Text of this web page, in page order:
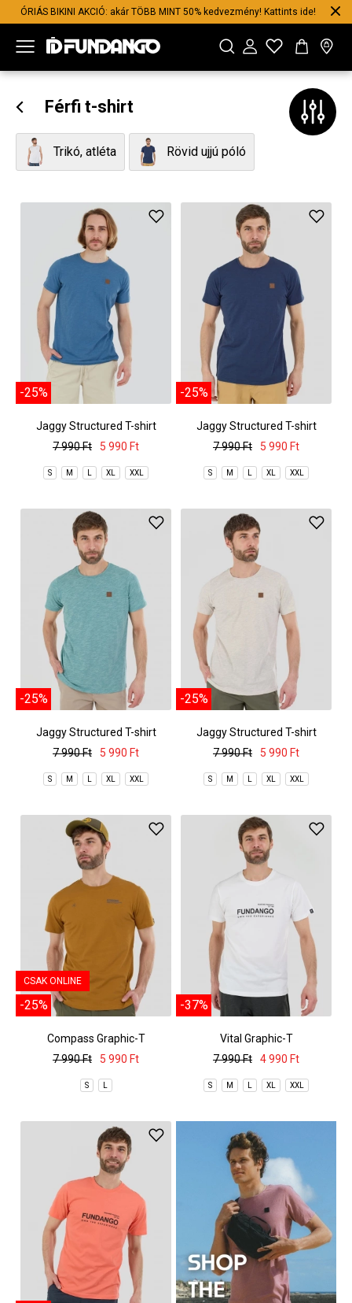
ÓRIÁS BIKINI AKCIÓ: akár TÖBB MINT 50% kedvezmény! Kattints ide!
Férfi t-shirt
Trikó, atléta Rövid ujjú póló
-25%
Jaggy Structured T-shirt
7 990 Ft
5 990 Ft
S M L XL XXL
-25%
Jaggy Structured T-shirt
7 990 Ft
5 990 Ft
S M L XL XXL
-25%
Jaggy Structured T-shirt
7 990 Ft
5 990 Ft
S M L XL XXL
-25%
Jaggy Structured T-shirt
7 990 Ft
5 990 Ft
S M L XL XXL
CSAK ONLINE
-25%
Compass Graphic-T
7 990 Ft
5 990 Ft
S L
-37%
Vital Graphic-T
7 990 Ft
4 990 Ft
S M L XL XXL